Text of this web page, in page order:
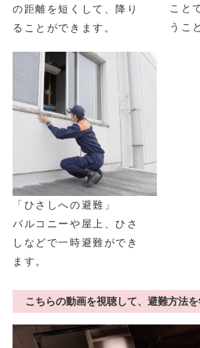
の距離を短くして、降り
ることができます。
こと
うこ
「ひさしへの避難」
バルコニーや屋上、ひさ
しなどで一時避難ができ
ます。
こちらの動画を視聴して、避難方法